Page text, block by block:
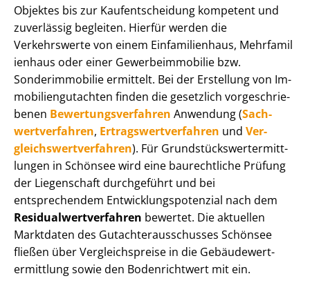
Objektes bis zur Kauf­ent­schei­dung kompetent und
zuverlässig begleiten. Hierfür werden die
Verkehrswerte von einem Einfamilienhaus, Mehr­fa­mi­l
i­en­haus oder einer Ge­wer­be­im­mo­bi­lie bzw.
Sonderimmobilie ermittelt. Bei der Erstellung von Im­
mo­bi­li­en­gut­ach­ten finden die gesetzlich vor­ge­schrie­
be­nen Be­wer­tungs­ver­fah­ren Anwendung (Sach­
wert­ver­fah­ren, Er­trags­wert­ver­fah­ren und Ver­
gleichs­wert­ver­fah­ren). Für Grund­stücks­wert­ermitt­
lun­gen in Schönsee wird eine baurechtliche Prüfung
der Liegenschaft durchgeführt und bei
entsprechendem Ent­wick­lungs­po­ten­zi­al nach dem
Re­si­du­al­wert­ver­fah­ren bewertet. Die aktuellen
Marktdaten des Gut­ach­ter­aus­schus­ses Schönsee
fließen über Ver­gleichs­prei­se in die Ge­bäu­de­wert­
ermitt­lung sowie den Bodenrichtwert mit ein.